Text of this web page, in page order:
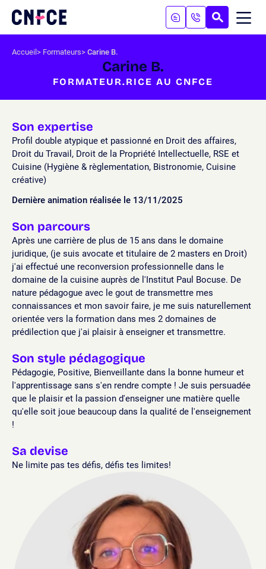
contenu
à
recherche
Logo
site
Accueil Formateurs Carine B.
Carine B.
FORMATEUR.RICE AU CNFCE
Son expertise
Profil double atypique et passionné en Droit des affaires,
Droit du Travail, Droit de la Propriété Intellectuelle, RSE et
Cuisine (Hygiène & règlementation, Bistronomie, Cuisine
créative)
Dernière animation réalisée le 13/11/2025
Son parcours
Après une carrière de plus de 15 ans dans le domaine
juridique, (je suis avocate et titulaire de 2 masters en Droit)
j'ai effectué une reconversion professionnelle dans le
domaine de la cuisine auprès de l'Institut Paul Bocuse. De
nature pédagogue avec le gout de transmettre mes
connaissances et mon savoir faire, je me suis naturellement
orientée vers la formation dans mes 2 domaines de
prédilection que j'ai plaisir à enseigner et transmettre.
Son style pédagogique
Pédagogie, Positive, Bienveillante dans la bonne humeur et
l'apprentissage sans s'en rendre compte ! Je suis persuadée
que le plaisir et la passion d'enseigner une matière quelle
qu'elle soit joue beaucoup dans la qualité de l'enseignement
!
Sa devise
Ne limite pas tes défis, défis tes limites!